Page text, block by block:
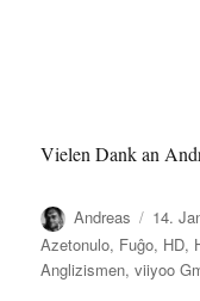
Vielen Dank an
Autor
Andreas
am
14.
Azetonulo, Fuĝo, HD,
Anglizismen,viiyoo